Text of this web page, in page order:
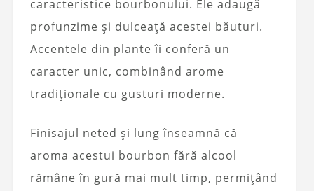
caracteristice bourbonului. Ele adaugă
profunzime și dulceață acestei băuturi.
Accentele din plante îi conferă un
caracter unic, combinând arome
tradiționale cu gusturi moderne.
Finisajul neted și lung înseamnă că
aroma acestui bourbon fără alcool
rămâne în gură mai mult timp, permițând